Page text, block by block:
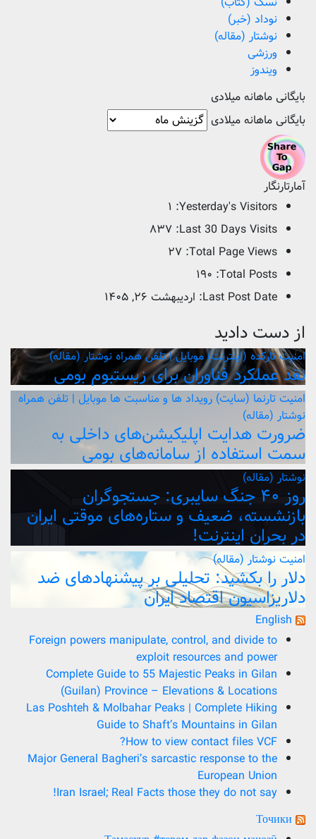
نوداد (خبر)
نوشتار (مقاله)
ورزشی
ویندوز
بایگانی ماهانه میلادی
بایگانی ماهانه میلادی
آمارتارنگار
Yesterday's Visitors: ۱
Last 30 Days Visits: ۸۳۷
Total Page Views: ۲۷
Total Posts: ۱۹۰
Last Post Date: اردیبهشت ۲۶, ۱۴۰۵
از دست دادید
امنیتتارکده (اینترنت)موبایل | تلفن همراه نوشتار (مقاله)
نقد عملکرد فناوران برای زیستبوم بومی
امنیتتارنما (سایت) رویداد ها و مناسبت ها موبایل | تلفن همراه
نوشتار (مقاله)
ضرورت هدایت اپلیکیشن‌های داخلی به
سمت استفاده از سامانه‌های بومی
نوشتار (مقاله)
روز ۴۰ جنگ سایبری: جستجوگران
بازنشسته، ضعیف و ستاره‌های موقتی ایران
در بحران اینترنت!
امنیت نوشتار (مقاله)
دلار را بکشید: تحلیلی بر پیشنهادهای ضد
دلاریزاسیون اقتصاد ایران
English
Foreign powers manipulate, control, and divide to
exploit resources and power
Complete Guide to 55 Majestic Peaks in Gilan
(Guilan) Province – Elevations & Locations
Las Poshteh & Molbahar Peaks | Complete Hiking
Guide to Shaft’s Mountains in Gilan
How to view contact files VCF?
Major General Bagheri’s sarcastic response to the
European Union
Iran Israel; Real Facts those they do not say!
Точики